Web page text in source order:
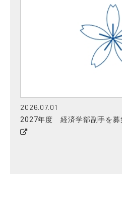
2026.07.01
2027年度 経済学部副手を募